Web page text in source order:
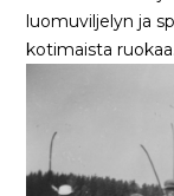
luomuviljelyn ja
kotimaista ruokaa.